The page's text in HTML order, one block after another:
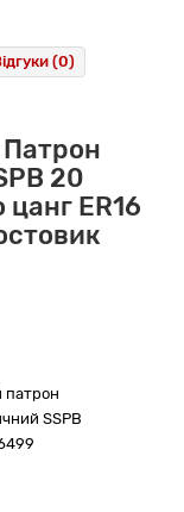
(0)
20
ER16
патрон
SSPB